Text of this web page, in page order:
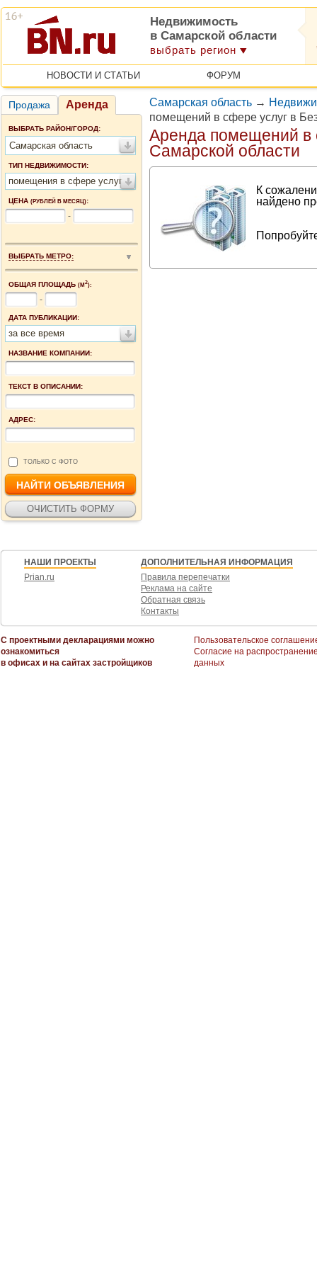
Недвижимость
в Самарской области
выбрать регион
НОВОСТИ И СТАТЬИ ФОРУМ
Продажа Аренда
ВЫБРАТЬ РАЙОН/ГОРОД:
Самарская область
ТИП НЕДВИЖИМОСТИ:
помещения в сфере услуг
ЦЕНА (РУБЛЕЙ В МЕСЯЦ):
-
ВЫБРАТЬ МЕТРО:
ОБЩАЯ ПЛОЩАДЬ (М2):
-
ДАТА ПУБЛИКАЦИИ:
за все время
НАЗВАНИЕ КОМПАНИИ:
ТЕКСТ В ОПИСАНИИ:
АДРЕС:
ТОЛЬКО С ФОТО
Самарская область →
помещений в сфере услуг в
Аренда помещений в
Самарской области
К
найдено
НАШИ ПРОЕКТЫ
Prian.ru
ДОПОЛНИТЕЛЬНАЯ ИНФОРМАЦИЯ
Правила перепечатки
Реклама на сайте
Обратная связь
Контакты
С проектными декларациями можно
ознакомиться
в офисах и на сайтах застройщиков
Пользовательское
Согласие на
данных